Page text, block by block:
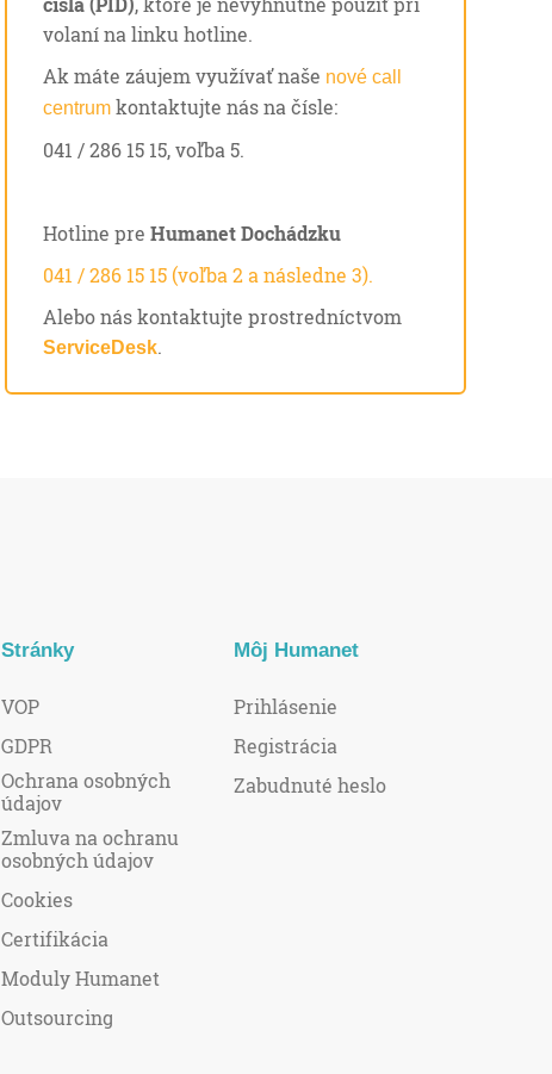
volaní na linku hotline.
Ak máte záujem využívať naše nové call
centrum kontaktujte nás na čísle:
041 / 286 15 15, voľba 5.
Hotline preHumanet Dochádzku
041 / 286 15 15 (voľba 2 a následne 3).
Alebo nás kontaktujte prostredníctvom
ServiceDesk.
Stránky
VOP
GDPR
Ochrana osobných
údajov
Zmluva na ochranu
osobných údajov
Cookies
Certifikácia
Moduly Humanet
Outsourcing
Môj Humanet
Prihlásenie
Registrácia
Zabudnuté heslo